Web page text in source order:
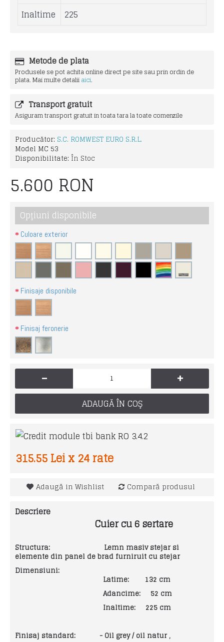
Inaltime
225
Metode de plata
Produsele se pot achita online direct pe site sau prin ordin de
plata. Mai multe detaliiaici.
Transport gratuit
Asiguram transport gratuit in toata tara la toate comenzile
Producător: S.C. ROMWEST EURO S.R.L.
Model MC 53
Disponibilitate: În Stoc
5.600 RON
Opţiuni disponibile
Culoare exterior
Finisaje disponibile
Finisaj feronerie
- +
ADAUGĂ ÎN COŞ
315.55 Lei x 24 rate
Adaugă in Wishlist Compară produsul
Descriere
Cuier cu 6 sertare
Structura: Lemn masiv stejar si
elemente din panel de brad furniruit cu stejar
Dimensiuni:
Latime: 132 cm
Adancime: 52 cm
Inaltime: 225 cm
Finisaj standard:
- Oil grey / oil natur ,